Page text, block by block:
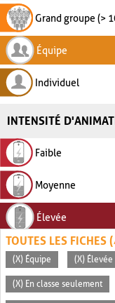
Grand groupe (>
Équipe
Individuel
INTENSITÉ
Faible
Moyenne
Élevée
TOUTES LES FICHES
(X) Équipe (X) Élevée
(X) En classe seulement